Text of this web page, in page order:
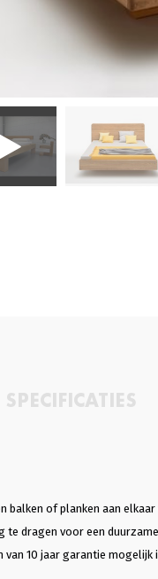
SPECIFICATIES
balken of planken aan
te dragen voor een
10 jaar garantie mogelijk